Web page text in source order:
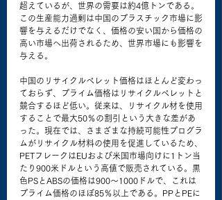
超えているが、世界の需要は約4億トンである。
この生産能力過剰は中国のプラスチック市場に影
響を与えるだけでなく、価格の安い国から価格の
高い市場へ出荷されるため、世界市場にも影響を
与える。
中国のリサイクルペレット価格はほとんど変わっ
ておらず、プライム価格はリサイクルペレットと
競合するほど低い。従来は、リサイクル材を使用
することで最大50％の割引という大きな差があ
った。現在では、さまざまな持続可能性プログラ
ムがリサイクル材料の使用を促進しているため、
PETフレークはEUおよび米国市場向けに1トン当
たり900米ドルという高値で販売されている。黒
色PSとABSの価格は900～1000ドルで、これは
プライム価格のほぼ85％以上である。PPとPEに